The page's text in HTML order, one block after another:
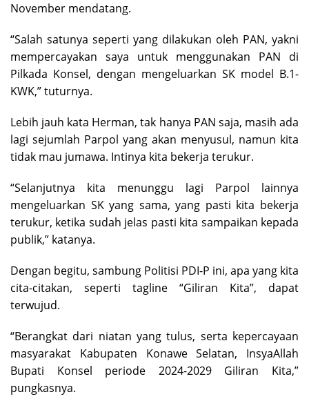
November mendatang.
“Salah satunya seperti yang dilakukan oleh PAN, yakni
mempercayakan saya untuk menggunakan PAN di
Pilkada Konsel, dengan mengeluarkan SK model B.1-
KWK,” tuturnya.
Lebih jauh kata Herman, tak hanya PAN saja, masih ada
lagi sejumlah Parpol yang akan menyusul, namun kita
tidak mau jumawa. Intinya kita bekerja terukur.
“Selanjutnya kita menunggu lagi Parpol lainnya
mengeluarkan SK yang sama, yang pasti kita bekerja
terukur, ketika sudah jelas pasti kita sampaikan kepada
publik,” katanya.
Dengan begitu, sambung Politisi PDI-P ini, apa yang kita
cita-citakan, seperti tagline “Giliran Kita”, dapat
terwujud.
“Berangkat dari niatan yang tulus, serta kepercayaan
masyarakat Kabupaten Konawe Selatan, InsyaAllah
Bupati Konsel periode 2024-2029 Giliran Kita,”
pungkasnya.